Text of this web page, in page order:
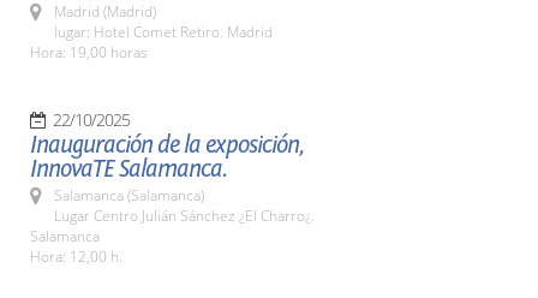
Madrid (Madrid)
lugar: Hotel Comet Retiro. Madrid
Hora: 19,00 horas
22/10/2025
Inauguración de la exposición,
InnovaTE Salamanca.
Salamanca (Salamanca)
Lugar Centro Julián Sánchez ¿El Charro¿.
Salamanca
Hora: 12,00 h.